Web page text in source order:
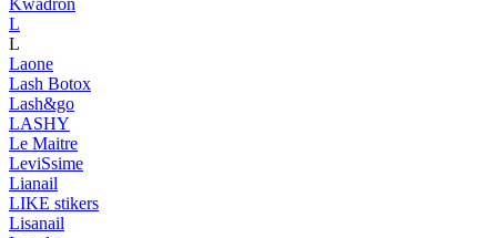
Kwadron
L
L
Laone
Lash Botox
Lash&go
LASHY
Le Maitre
LeviSsime
Lianail
LIKE stikers
Lisanail